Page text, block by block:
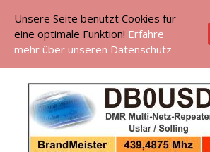
Unsere Seite benutzt Cookies für
eine optimale Funktion! Erfahre
mehr über unseren Datenschutz